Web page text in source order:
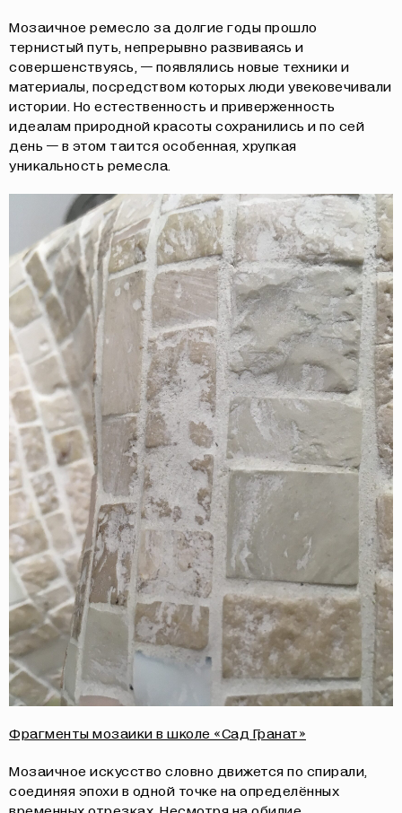
Мозаичное ремесло за долгие годы прошло
тернистый путь, непрерывно развиваясь и
совершенствуясь, — появлялись новые техники и
материалы, посредством которых люди увековечивали
истории. Но естественность и приверженность
идеалам природной красоты сохранились и по сей
день — в этом таится особенная, хрупкая
уникальность ремесла.
Фрагменты мозаики в школе «Сад Гранат»
Мозаичное искусство словно движется по спирали,
соединяя эпохи в одной точке на определённых